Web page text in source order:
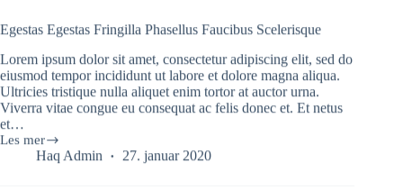
Egestas Egestas Fringilla Phasellus Faucibus Scelerisque
Lorem ipsum dolor sit amet, consectetur adipiscing elit, sed do
eiusmod tempor incididunt ut labore et dolore magna aliqua.
Ultricies tristique nulla aliquet enim tortor at auctor urna.
Viverra vitae congue eu consequat ac felis donec et. Et netus
et…
Les mer
Egestas
EgestasHaq Admin 27. januar 2020